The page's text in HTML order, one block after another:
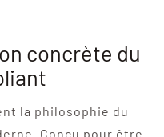
concrète du
la philosophie du
Conçu pour être